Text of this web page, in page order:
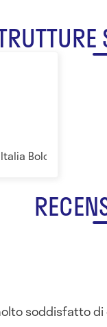
Bologna
soddisfatto